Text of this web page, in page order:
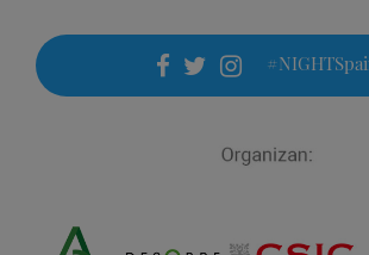
facebook
twitter
instagram